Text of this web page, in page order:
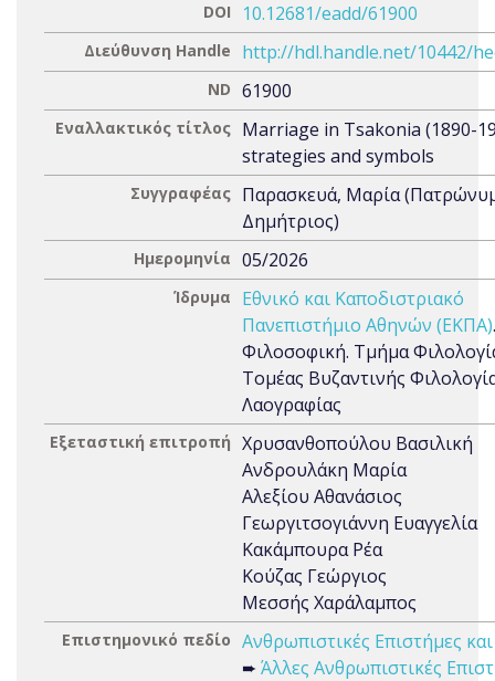
DOI 10.12681/eadd/61900
Διεύθυνση Handle http://hdl.handle.net/10442/
ND 61900
Εναλλακτικός τίτλος Marriage in Tsakonia (1890-
strategies and symbols
Συγγραφέας Παρασκευά, Μαρία
Δημήτριος)
Ημερομηνία 05/2026
Ίδρυμα
Εθνικό και Καποδιστριακό
Πανεπιστήμιο Αθηνών (ΕΚΠΑ)
Φιλοσοφική. Τμήμα
Τομέας Βυζαντινής
Λαογραφίας
Εξεταστική επιτροπή Χρυσανθοπούλου Βασιλική
Ανδρουλάκη Μαρία
Αλεξίου Αθανάσιος
Γεωργιτσογιάννη Ευαγγελία
Κακάμπουρα Ρέα
Κούζας Γεώργιος
Μεσσής Χαράλαμπος
Επιστημονικό πεδίο Ανθρωπιστικές Επιστήμες
➨ Άλλες Ανθρωπιστικές